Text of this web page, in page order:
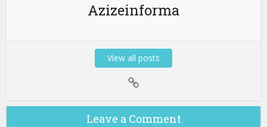
Azizeinforma
View all posts
Leave a Comment